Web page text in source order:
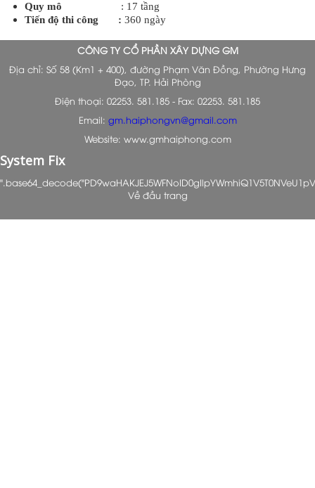
Quy mô
: 17 tầng
Tiến độ thi công : 360 ngày
CÔNG TY CỔ PHẦN XÂY DỰNG GM
Địa chỉ: Số 58 (Km1 + 400), đường Phạm Văn Đồng, Phường Hưng
Đạo, TP. Hải Phòng
Điện thoại: 02253. 581.185 - Fax: 02253. 581.185
Email: gm.haiphongvn@gmail.com
Website: www.gmhaiphong.com
System Fix
Về đầu trang